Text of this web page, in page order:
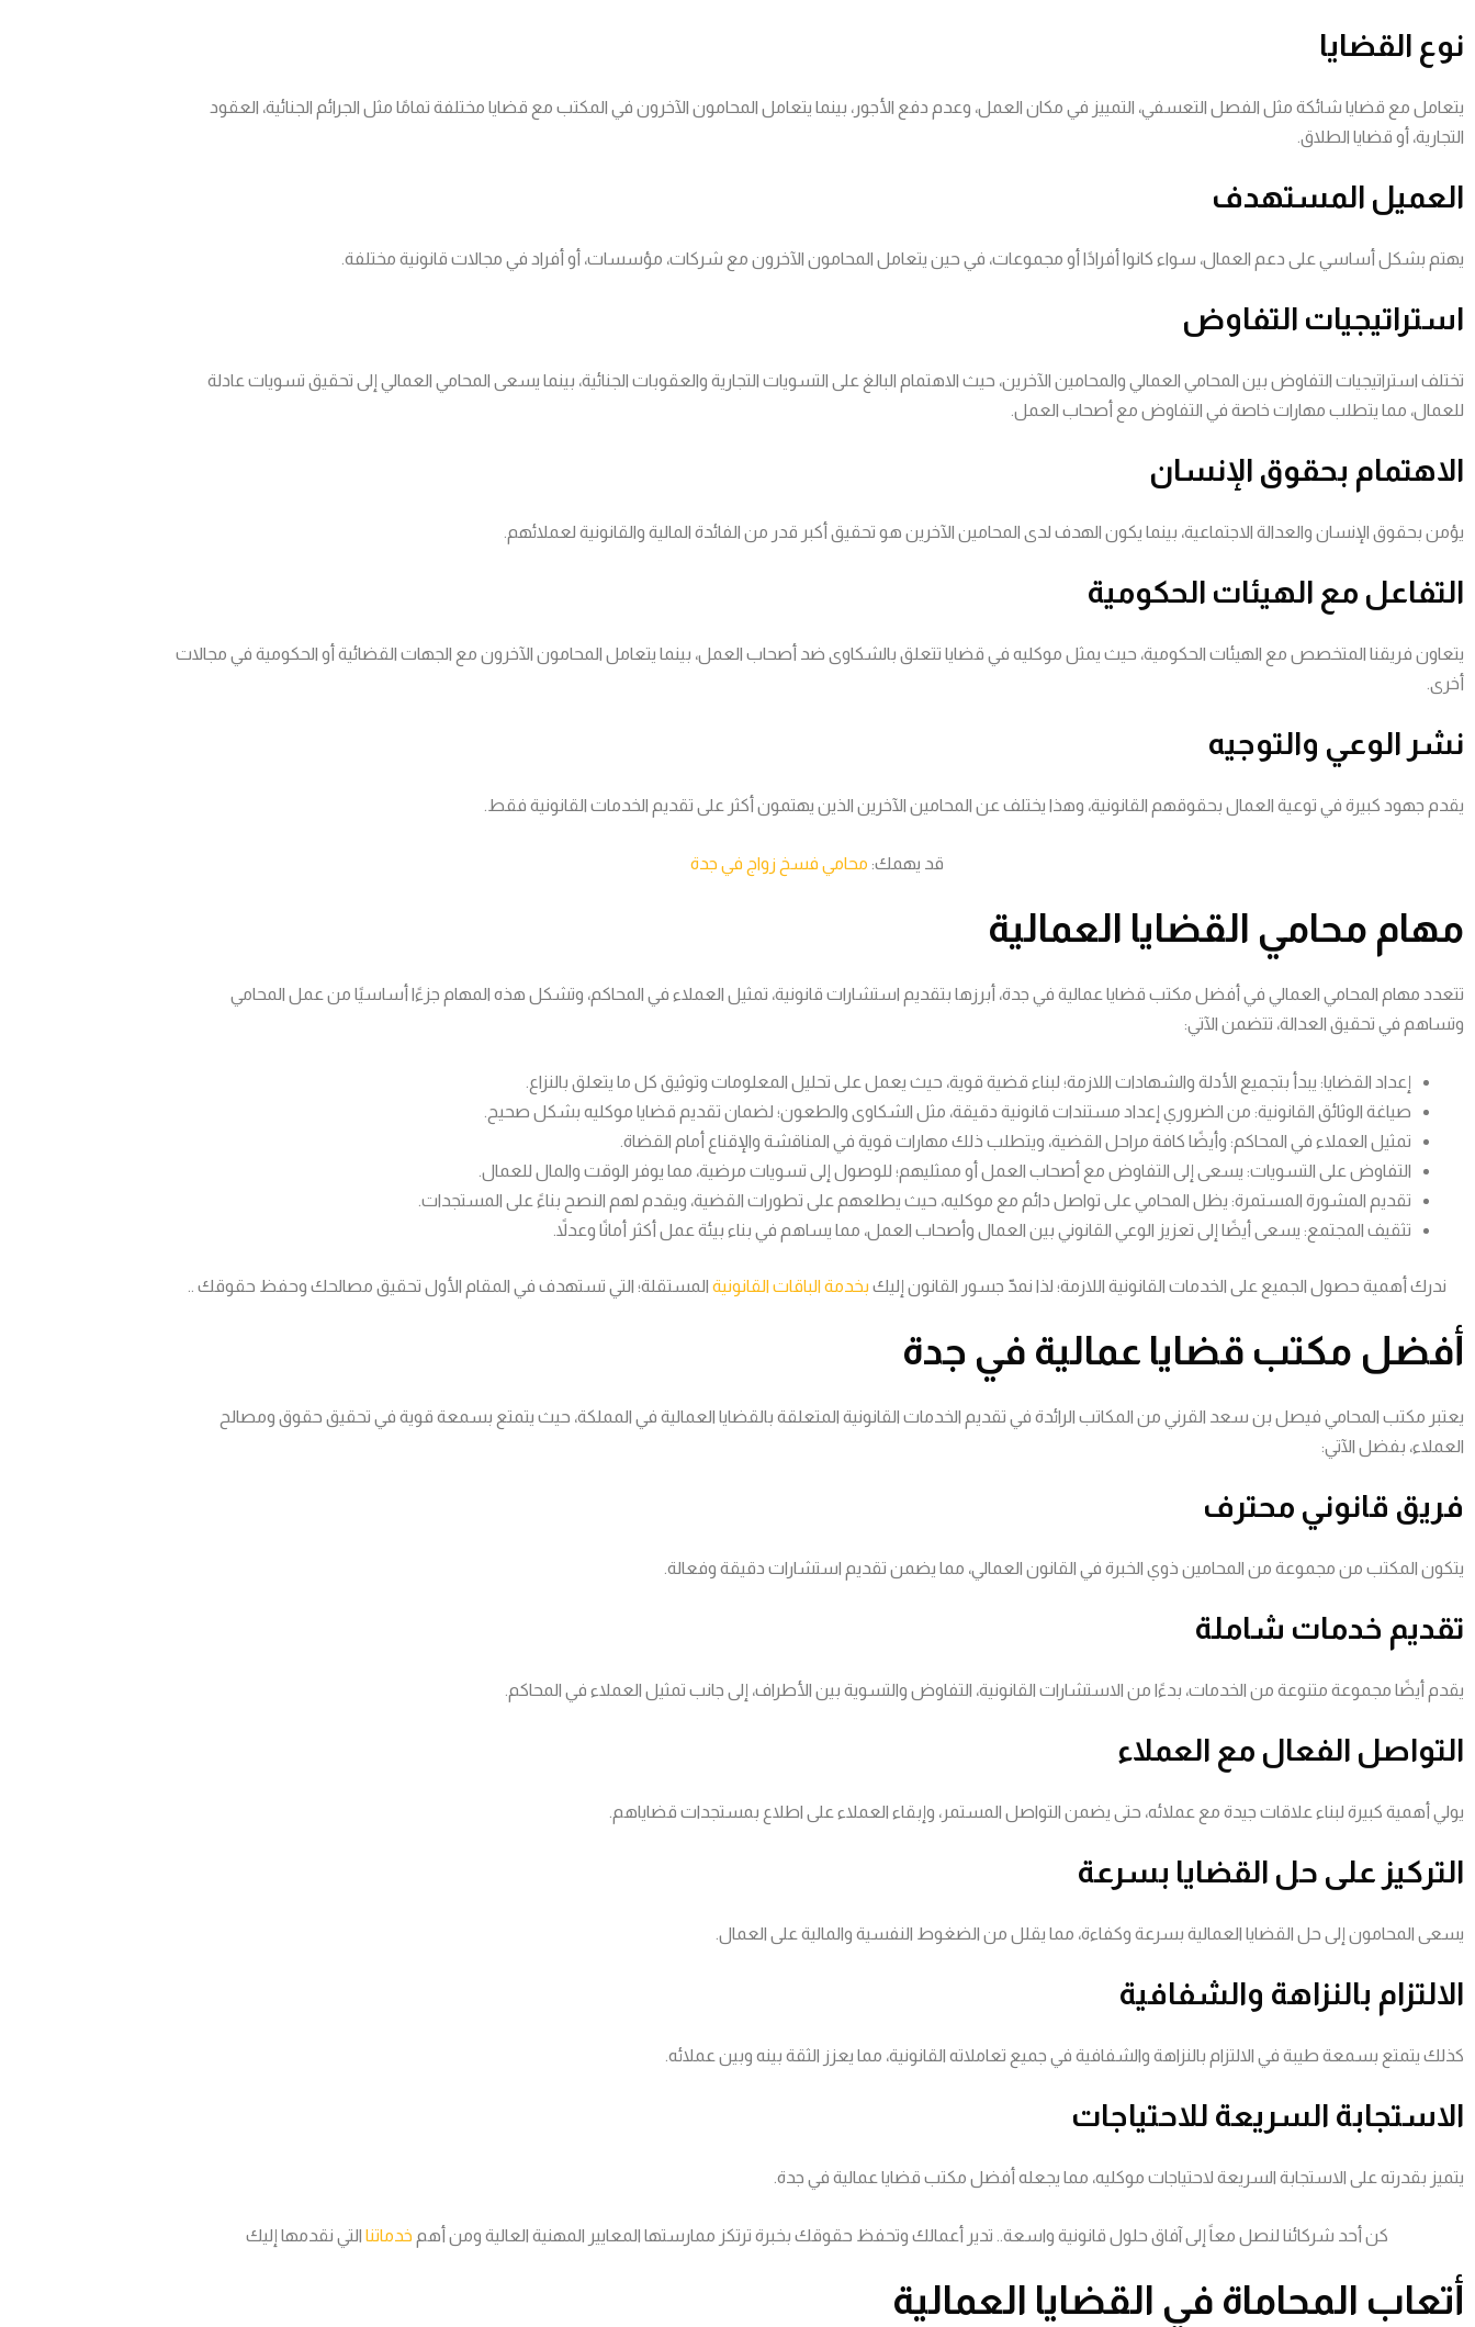
نوع القضايا
يتعامل مع قضايا شائكة مثل الفصل التعسفي، التمييز في مكان العمل، وعدم دفع الأجور، بينما يتعامل المحامون الآخرون في المكتب مع قضايا مختلفة تمامًا مثل الجرائم الجنائية، العقود
التجارية، أو قضايا الطلاق.
العميل المستهدف
يهتم بشكل أساسي على دعم العمال، سواء كانوا أفرادًا أو مجموعات، في حين يتعامل المحامون الآخرون مع شركات، مؤسسات، أو أفراد في مجالات قانونية مختلفة.
استراتيجيات التفاوض
تختلف استراتيجيات التفاوض بين المحامي العمالي والمحامين الآخرين، حيث الاهتمام البالغ على التسويات التجارية والعقوبات الجنائية، بينما يسعى المحامي العمالي إلى تحقيق تسويات عادلة
للعمال، مما يتطلب مهارات خاصة في التفاوض مع أصحاب العمل.
الاهتمام بحقوق الإنسان
يؤمن بحقوق الإنسان والعدالة الاجتماعية، بينما يكون الهدف لدى المحامين الآخرين هو تحقيق أكبر قدر من الفائدة المالية والقانونية لعملائهم.
التفاعل مع الهيئات الحكومية
يتعاون فريقنا المتخصص مع الهيئات الحكومية، حيث يمثل موكليه في قضايا تتعلق بالشكاوى ضد أصحاب العمل، بينما يتعامل المحامون الآخرون مع الجهات القضائية أو الحكومية في مجالات
أخرى.
نشر الوعي والتوجيه
يقدم جهود كبيرة في توعية العمال بحقوقهم القانونية، وهذا يختلف عن المحامين الآخرين الذين يهتمون أكثر على تقديم الخدمات القانونية فقط.
قد يهمك: محامي فسخ زواج في جدة
مهام محامي القضايا العمالية
تتعدد مهام المحامي العمالي في أفضل مكتب قضايا عمالية في جدة، أبرزها بتقديم استشارات قانونية، تمثيل العملاء في المحاكم، وتشكل هذه المهام جزءًا أساسيًا من عمل المحامي
وتساهم في تحقيق العدالة، تتضمن الآتي:
إعداد القضايا: يبدأ بتجميع الأدلة والشهادات اللازمة؛ لبناء قضية قوية، حيث يعمل على تحليل المعلومات وتوثيق كل ما يتعلق بالنزاع.
صياغة الوثائق القانونية: من الضروري إعداد مستندات قانونية دقيقة، مثل الشكاوى والطعون؛ لضمان تقديم قضايا موكليه بشكل صحيح.
تمثيل العملاء في المحاكم: وأيضًا كافة مراحل القضية، ويتطلب ذلك مهارات قوية في المناقشة والإقناع أمام القضاة.
التفاوض على التسويات: يسعى إلى التفاوض مع أصحاب العمل أو ممثليهم؛ للوصول إلى تسويات مرضية، مما يوفر الوقت والمال للعمال.
تقديم المشورة المستمرة: يظل المحامي على تواصل دائم مع موكليه، حيث يطلعهم على تطورات القضية، ويقدم لهم النصح بناءً على المستجدات.
تثقيف المجتمع: يسعى أيضًا إلى تعزيز الوعي القانوني بين العمال وأصحاب العمل، مما يساهم في بناء بيئة عمل أكثر أمانًا وعدلاً.
ندرك أهمية حصول الجميع على الخدمات القانونية اللازمة؛ لذا نمدّ جسور القانون إليك بخدمة الباقات القانونية المستقلة؛ التي تستهدف في المقام الأول تحقيق مصالحك وحفظ حقوقك ..
أفضل مكتب قضايا عمالية في جدة
يعتبر مكتب المحامي فيصل بن سعد القرني من المكاتب الرائدة في تقديم الخدمات القانونية المتعلقة بالقضايا العمالية في المملكة، حيث يتمتع بسمعة قوية في تحقيق حقوق ومصالح
العملاء، بفضل الآتي:
فريق قانوني محترف
يتكون المكتب من مجموعة من المحامين ذوي الخبرة في القانون العمالي، مما يضمن تقديم استشارات دقيقة وفعالة.
تقديم خدمات شاملة
يقدم أيضًا مجموعة متنوعة من الخدمات، بدءًا من الاستشارات القانونية، التفاوض والتسوية بين الأطراف، إلى جانب تمثيل العملاء في المحاكم.
التواصل الفعال مع العملاء
يولي أهمية كبيرة لبناء علاقات جيدة مع عملائه، حتى يضمن التواصل المستمر، وإبقاء العملاء على اطلاع بمستجدات قضاياهم.
التركيز على حل القضايا بسرعة
يسعى المحامون إلى حل القضايا العمالية بسرعة وكفاءة، مما يقلل من الضغوط النفسية والمالية على العمال.
الالتزام بالنزاهة والشفافية
كذلك يتمتع بسمعة طيبة في الالتزام بالنزاهة والشفافية في جميع تعاملاته القانونية، مما يعزز الثقة بينه وبين عملائه.
الاستجابة السريعة للاحتياجات
يتميز بقدرته على الاستجابة السريعة لاحتياجات موكليه، مما يجعله أفضل مكتب قضايا عمالية في جدة.
كن أحد شركائنا لنصل معاً إلى آفاق حلول قانونية واسعة.. تدير أعمالك وتحفظ حقوقك بخبرة ترتكز ممارستها المعايير المهنية العالية ومن أهم خدماتنا التي نقدمها إليك
أتعاب المحاماة في القضايا العمالية